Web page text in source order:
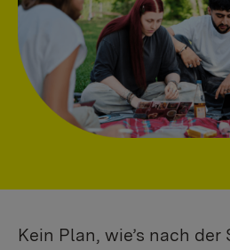
Kein Plan, wie’s nach der